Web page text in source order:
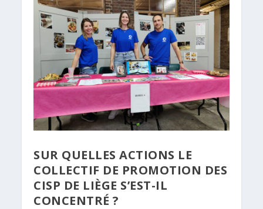
SUR QUELLES ACTIONS LE
COLLECTIF DE PROMOTION DES
CISP DE LIÈGE S’EST-IL
CONCENTRÉ ?